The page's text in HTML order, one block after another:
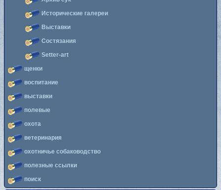
Исторические галереи
Выставки
Состязания
Setter-art
щенки
воспитание
выставки
полевые
охота
ветеринария
охотничье собаководство
полезные ссылки
поиск